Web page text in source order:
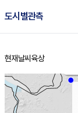
도시별관측
홈
현재날씨 육상